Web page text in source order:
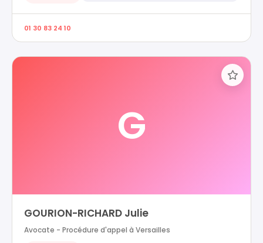
01 30 83 24 10
G
GOURION-RICHARD Julie
Avocate - Procédure d'appel à Versailles